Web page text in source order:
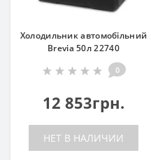
Холодильник автомобільний
Brevia 50л 22740
0
12 853грн.
НЕТ В НАЛИЧИИ